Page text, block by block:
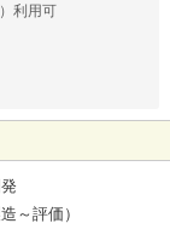
利用可
～評価）